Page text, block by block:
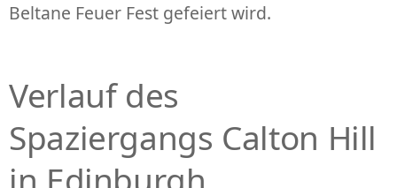
Beltane Feuer Fest gefeiert wird.
Verlauf des
Spaziergangs Calton Hill